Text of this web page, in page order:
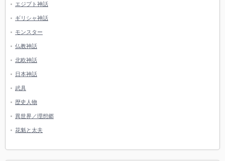
エジプト神話
ギリシャ神話
モンスター
仏教神話
北欧神話
日本神話
武具
歴史人物
異世界／理想郷
花魁と太夫